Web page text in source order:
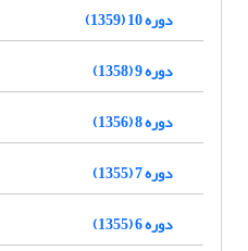
دوره 10 (1359)
دوره 9 (1358)
دوره 8 (1356)
دوره 7 (1355)
دوره 6 (1355)